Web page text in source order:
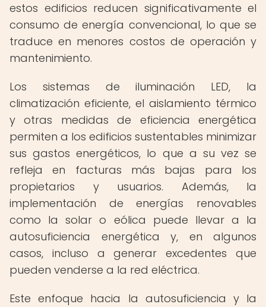
estos edificios reducen significativamente el
consumo de energía convencional, lo que se
traduce en menores costos de operación y
mantenimiento.
Los sistemas de iluminación LED, la
climatización eficiente, el aislamiento térmico
y otras medidas de eficiencia energética
permiten a los edificios sustentables minimizar
sus gastos energéticos, lo que a su vez se
refleja en facturas más bajas para los
propietarios y usuarios. Además, la
implementación de energías renovables
como la solar o eólica puede llevar a la
autosuficiencia energética y, en algunos
casos, incluso a generar excedentes que
pueden venderse a la red eléctrica.
Este enfoque hacia la autosuficiencia y la